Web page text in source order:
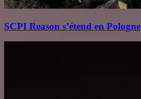
SCPI Reason s’étend en Pologne